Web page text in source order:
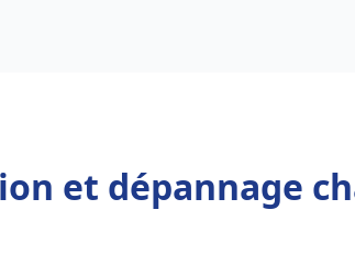
et dépannage